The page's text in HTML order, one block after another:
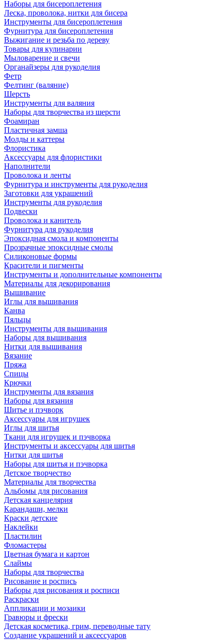
Наборы для бисероплетения
Леска, проволока, нитки для бисера
Инструменты для бисероплетения
Фурнитура для бисероплетения
Выжигание и резьба по дереву
Товары для кулинарии
Мыловарение и свечи
Органайзеры для рукоделия
Фетр
Фелтинг (валяние)
Шерсть
Инструменты для валяния
Наборы для творчества из шерсти
Фоамиран
Пластичная замша
Молды и каттеры
Флористика
Аксессуары для флористики
Наполнители
Проволока и ленты
Фурнитура и инструменты для рукоделия
Заготовки для украшений
Инструменты для рукоделия
Подвески
Проволока и канитель
Фурнитура для рукоделия
Эпоксидная смола и компоненты
Прозрачные эпоксидные смолы
Силиконовые формы
Красители и пигменты
Инструменты и дополнительные компоненты
Материалы для декорирования
Вышивание
Иглы для вышивания
Канва
Пяльцы
Инструменты для вышивания
Наборы для вышивания
Нитки для вышивания
Вязание
Пряжа
Спицы
Крючки
Инструменты для вязания
Наборы для вязания
Шитье и пэчворк
Аксессуары для игрушек
Иглы для шитья
Ткани для игрушек и пэчворка
Инструменты и аксессуары для шитья
Нитки для шитья
Наборы для шитья и пэчворка
Детское творчество
Материалы для творчества
Альбомы для рисования
Детская канцелярия
Карандаши, мелки
Краски детские
Наклейки
Пластилин
Фломастеры
Цветная бумага и картон
Слаймы
Наборы для творчества
Рисование и роспись
Наборы для рисования и росписи
Раскраски
Аппликации и мозаики
Гравюры и фрески
Детская косметика, грим, переводные тату
Создание украшений и аксессуаров